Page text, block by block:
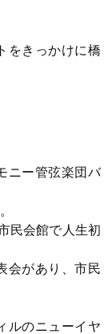
をきっかけに橋
ニー管弦楽団バ
民会館で人生初
会があり、市民
ルのニューイヤ